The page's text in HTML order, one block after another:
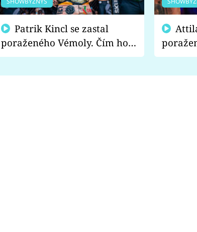
poraženého Vémoly. Čím ho
fanoušci naštvali?
chce